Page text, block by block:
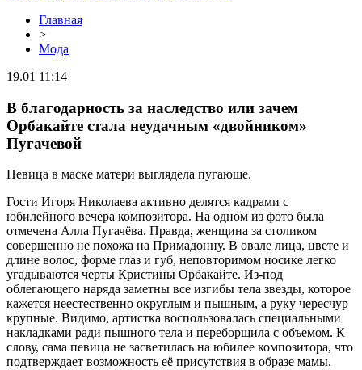
Главная
>
Мода
19.01 11:14
В благодарность за наследство или зачем
Орбакайте стала неудачным «двойником»
Пугачевой
Певица в маске матери выглядела пугающе.
Гости Игоря Николаева активно делятся кадрами с
юбилейного вечера композитора. На одном из фото была
отмечена Алла Пугачёва. Правда, женщина за столиком
совершенно не похожа на Примадонну. В овале лица, цвете и
длине волос, форме глаз и губ, неповторимом носике легко
угадываются черты Кристины Орбакайте. Из-под
облегающего наряда заметны все изгибы тела звезды, которое
кажется неестественно округлым и пышным, а руку чересчур
крупные. Видимо, артистка воспользовалась специальными
накладками ради пышного тела и переборщила с объемом. К
слову, сама певица не засветилась на юбилее композитора, что
подтверждает возможность её присутствия в образе мамы.